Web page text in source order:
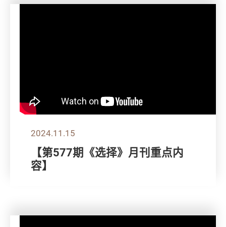
2024.11.15
【第577期《选择》月刊重点内
容】